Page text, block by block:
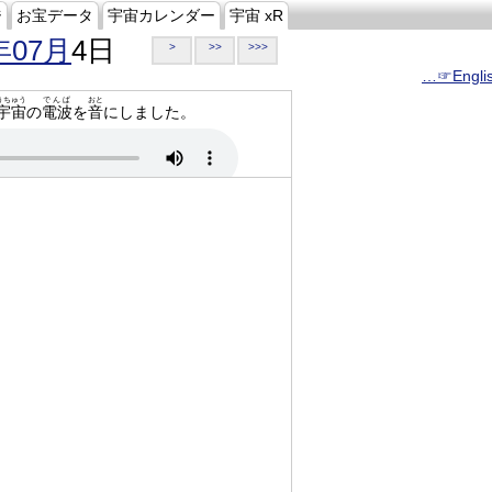
お宝データ 宇宙カレンダー 宇宙 xR
07月 4日 > >> >>>
宙
ちゅう
の電波
でんぱ
を音
おと
にしました。